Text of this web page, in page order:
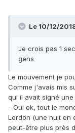
Le 10/12/
Je crois pas 1
gens
Le mouvement je
Comme j'avais mis
qui il avait signé
- Oui ok, tout le
Lordon (une nuit en
peut-être plus près